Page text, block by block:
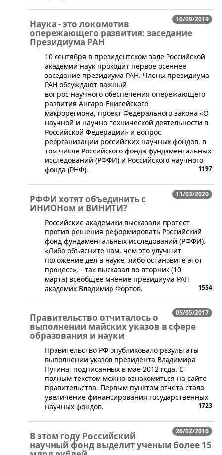
10/09/2019
Наука - это локомотив
опережающего развития: заседание
Президиума РАН
10 сентября в президентском зале Российской
академии наук проходит первое осеннее
заседание президиума РАН. Члены президиума
РАН обсуждают важный
вопрос научного обеспечения опережающего
развития Ангаро-Енисейского
макрорегиона, проект Федерального закона «О
научной и научно-технической деятельности в
Российской Федерации» и вопрос
реорганизации российских научных фондов, в
том числе Российского фонда фундаментальных
исследований (РФФИ) и Российского научного
фонда (РНФ).
1197
11/03/2020
РФФИ хотят объединить с
ИНИОНом и ВИНИТИ?
​Российские академики высказали протест
против решения реформировать Российский
фонд фундаментальных исследований (РФФИ).
«Либо объясните нам, чем это улучшит
положение дел в науке, либо остановите этот
процесс», - так высказал во вторник (10
марта) всеобщее мнение президиума РАН
академик Владимир Фортов.
1554
05/05/2017
Правительство отчиталось о
выполнении майских указов в сфере
образования и науки
​​Правительство РФ опубликовало результаты
выполнении указов президента Владимира
Путина, подписанных в мае 2012 года. С
полным текстом можно ознакомиться на сайте
правительства. Первым пунктом отчета стало
увеличение финансирования государственных
научных фондов.
1723
26/02/2016
В этом году Российский
научный фонд выделит ученым более 15